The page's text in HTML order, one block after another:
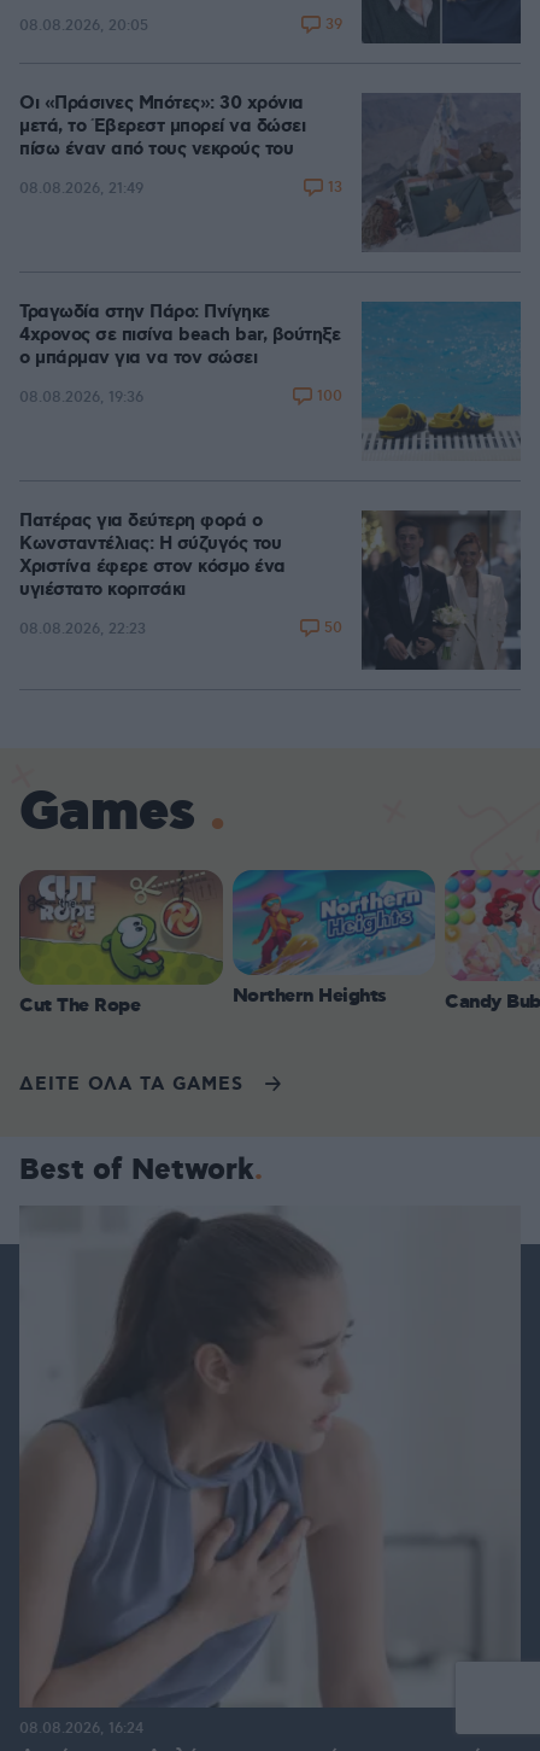
08.08.2026, 20:05 39
Οι «Πράσινες Μπότες»: 30 χρόνια
μετά, το Έβερεστ μπορεί να δώσει
πίσω έναν από τους νεκρούς του
08.08.2026, 21:49 13
Τραγωδία στην Πάρο: Πνίγηκε
4χρονος σε πισίνα beach bar, βούτηξε
ο μπάρμαν για να τον σώσει
08.08.2026, 19:36 100
Πατέρας για δεύτερη φορά ο
Κωνσταντέλιας: Η σύζυγός του
Χριστίνα έφερε στον κόσμο ένα
υγιέστατο κοριτσάκι
08.08.2026, 22:23 50
Games
Cut The Rope Northern Heights Candy
ΔΕΙΤΕ ΟΛΑ ΤΑ GAMES
Best of Network
08.08.2026, 16:24